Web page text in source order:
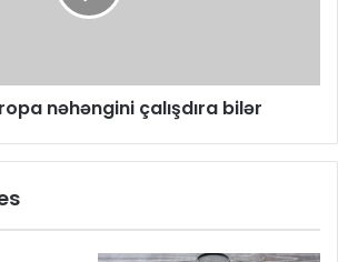
nəhəngini çalışdıra bilər